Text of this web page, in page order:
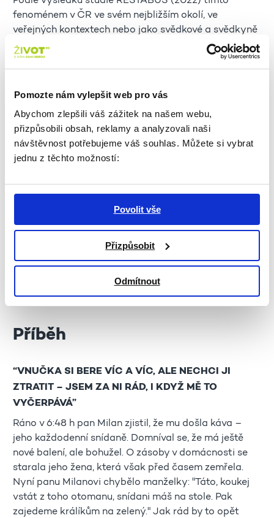
Pomozte nám vylepšit web pro vás
Abychom zlepšili váš zážitek na našem webu,
přizpůsobili obsah, reklamy a analyzovali naši
návštěvnost potřebujeme váš souhlas. Můžete si vybrat
jednu z těchto možností:
Povolit vše
Přizpůsobit
Odmítnout
fenoménem v ČR ve svém nejbližším okolí, ve
veřejných kontextech nebo jako svědkové a svědkyně
trpí 41 % seniorů a seniorek starších 65 let, postihuje
ženy stejně jako muže, výrazně častěji se vyskytuje
sledované formy EAN (elder abuse and neglect), tj.
zneužívání, omezování osobních svobod, podrývání
důstojnosti, sexualizované násilí, násilí na internetu,
viktimizaci a některé další. U osob starších 65 let
žijících mimo institucionální péči v rámci celé ČR se
zneužívání léků pro získání kontroly nad obětí) po 15
% (podrývání důstojnosti). V populaci to odpovídá
2169 až 325 366 osobám ročně.
společenské návratnosti investic (SROI) dle
Haunerové (2017) představuje fenomén EANroční
ztrátu 1 540 000 000 Kč. (Zdroj
Příběh
“VNUČKA SI BERE VÍC A VÍC, ALE NECHCI JI
ZTRATIT – JSEM ZA NI RÁD, I KDYŽ MĚ TO
VYČERPÁVÁ”
Ráno v 6:48 h pan Milan zjistil, že mu došla káva –
jeho každodenní snídaně. Domníval se, že má ještě
nové balení, ale bohužel. O zásoby v domácnosti se
starala jeho žena, která však před časem zemřela.
Nyní panu Milanovi chybělo manželky: "Táto, koukej
vstát z toho otomanu, snídani máš na stole. Pak
zajedeme králíkům na zelený." Jak rád by to opět